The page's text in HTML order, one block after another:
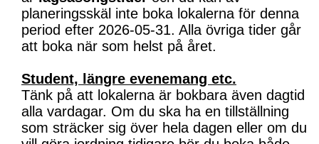
planeringsskäl inte boka lokalerna för denna
period efter 2026-05-31. Alla övriga tider går
att boka när som helst på året.
Student, längre evenemang etc.
Tänk på att lokalerna är bokbara även dagtid
alla vardagar. Om du ska ha en tillställning
som sträcker sig över hela dagen eller om du